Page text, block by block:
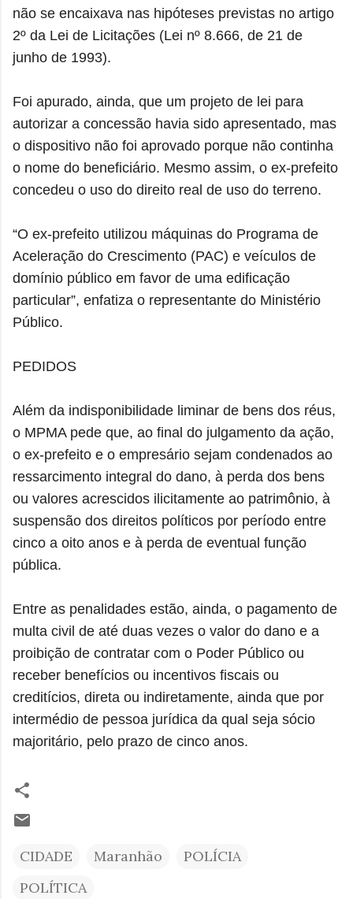
não se encaixava nas hipóteses previstas no artigo
2º da Lei de Licitações (Lei nº 8.666, de 21 de
junho de 1993).
Foi apurado, ainda, que um projeto de lei para
autorizar a concessão havia sido apresentado, mas
o dispositivo não foi aprovado porque não continha
o nome do beneficiário. Mesmo assim, o ex-prefeito
concedeu o uso do direito real de uso do terreno.
“O ex-prefeito utilizou máquinas do Programa de
Aceleração do Crescimento (PAC) e veículos de
domínio público em favor de uma edificação
particular”, enfatiza o representante do Ministério
Público.
PEDIDOS
Além da indisponibilidade liminar de bens dos réus,
o MPMA pede que, ao final do julgamento da ação,
o ex-prefeito e o empresário sejam condenados ao
ressarcimento integral do dano, à perda dos bens
ou valores acrescidos ilicitamente ao patrimônio, à
suspensão dos direitos políticos por período entre
cinco a oito anos e à perda de eventual função
pública.
Entre as penalidades estão, ainda, o pagamento de
multa civil de até duas vezes o valor do dano e a
proibição de contratar com o Poder Público ou
receber benefícios ou incentivos fiscais ou
creditícios, direta ou indiretamente, ainda que por
intermédio de pessoa jurídica da qual seja sócio
majoritário, pelo prazo de cinco anos.
CIDADE Maranhão
POLÍCIA
POLÍTICA